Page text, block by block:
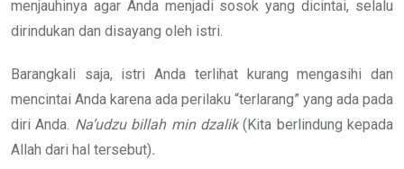
menjauhinya agar Anda menjadi sosok yang dicintai, selalu
dirindukan dan disayang oleh istri.
Barangkali saja, istri Anda terlihat kurang mengasihi dan
mencintai Anda karena ada perilaku “terlarang” yang ada pada
diri Anda. Na’udzu billah min dzalik(Kita berlindung kepada
Allah dari hal tersebut).